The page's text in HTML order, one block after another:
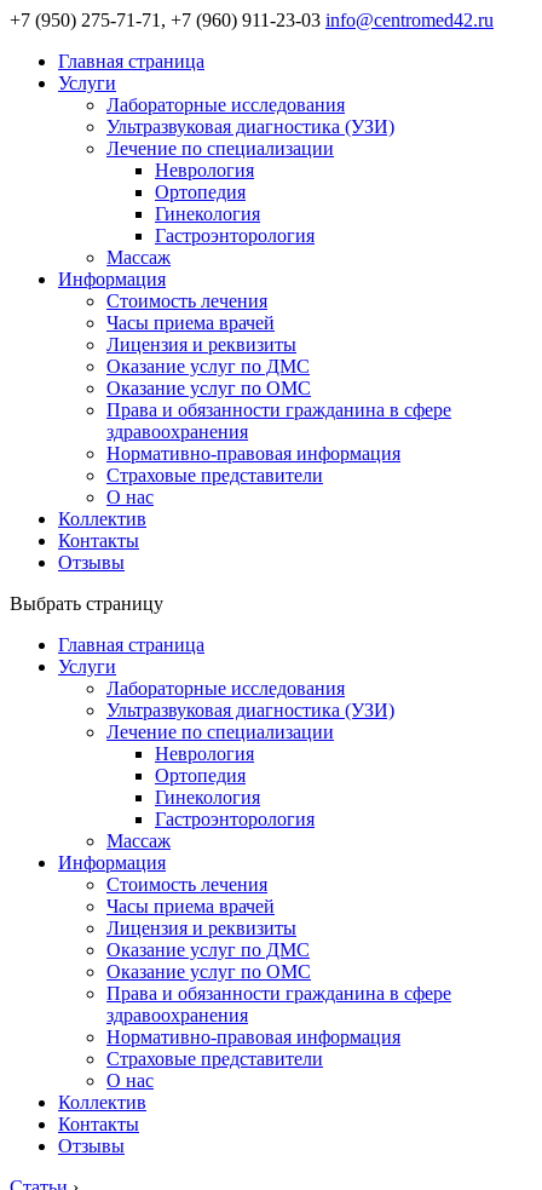
+7 (950) 275-71-71, +7 (960) 911-23-03 info@centromed42.ru
Главная страница
Услуги
Лабораторные исследования
Ультразвуковая диагностика (УЗИ)
Лечение по специализации
Неврология
Ортопедия
Гинекология
Гастроэнторология
Массаж
Информация
Стоимость лечения
Часы приема врачей
Лицензия и реквизиты
Оказание услуг по ДМС
Оказание услуг по ОМС
Права и обязанности гражданина в сфере
здравоохранения
Нормативно-правовая информация
Страховые представители
О нас
Коллектив
Контакты
Отзывы
Выбрать страницу
Главная страница
Услуги
Лабораторные исследования
Ультразвуковая диагностика (УЗИ)
Лечение по специализации
Неврология
Ортопедия
Гинекология
Гастроэнторология
Массаж
Информация
Стоимость лечения
Часы приема врачей
Лицензия и реквизиты
Оказание услуг по ДМС
Оказание услуг по ОМС
Права и обязанности гражданина в сфере
здравоохранения
Нормативно-правовая информация
Страховые представители
О нас
Коллектив
Контакты
Отзывы